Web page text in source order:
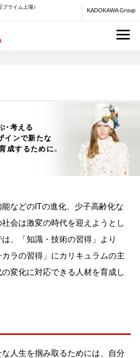
ライム上場）
KADOKAWA Group
・考える
インで新たな
成するために。
などのITの進化、少子高齢化な
会は激変の時代を迎えようとし
、「知識・技術の習得」より
ラの習得」にカリキュラムの主
変化に対応できる人材を育成し
人生を掴み取るためには、自分